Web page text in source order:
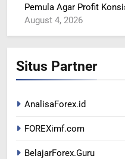
Pemula Agar Profit
August 4, 2026
Situs Partner
AnalisaForex.id
FOREXimf.com
BelajarForex.Guru